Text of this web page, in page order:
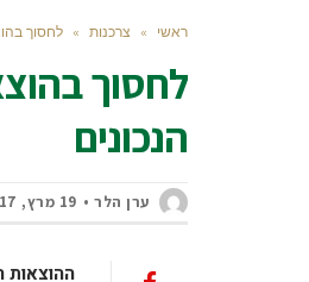
ראשי » צרכנות » לחסוך
לחסוך
הנכונים
ערן הלר 19 מרץ, 2017